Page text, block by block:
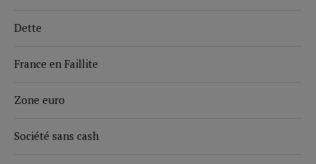
Dette
France en Faillite
Zone euro
Société sans cash